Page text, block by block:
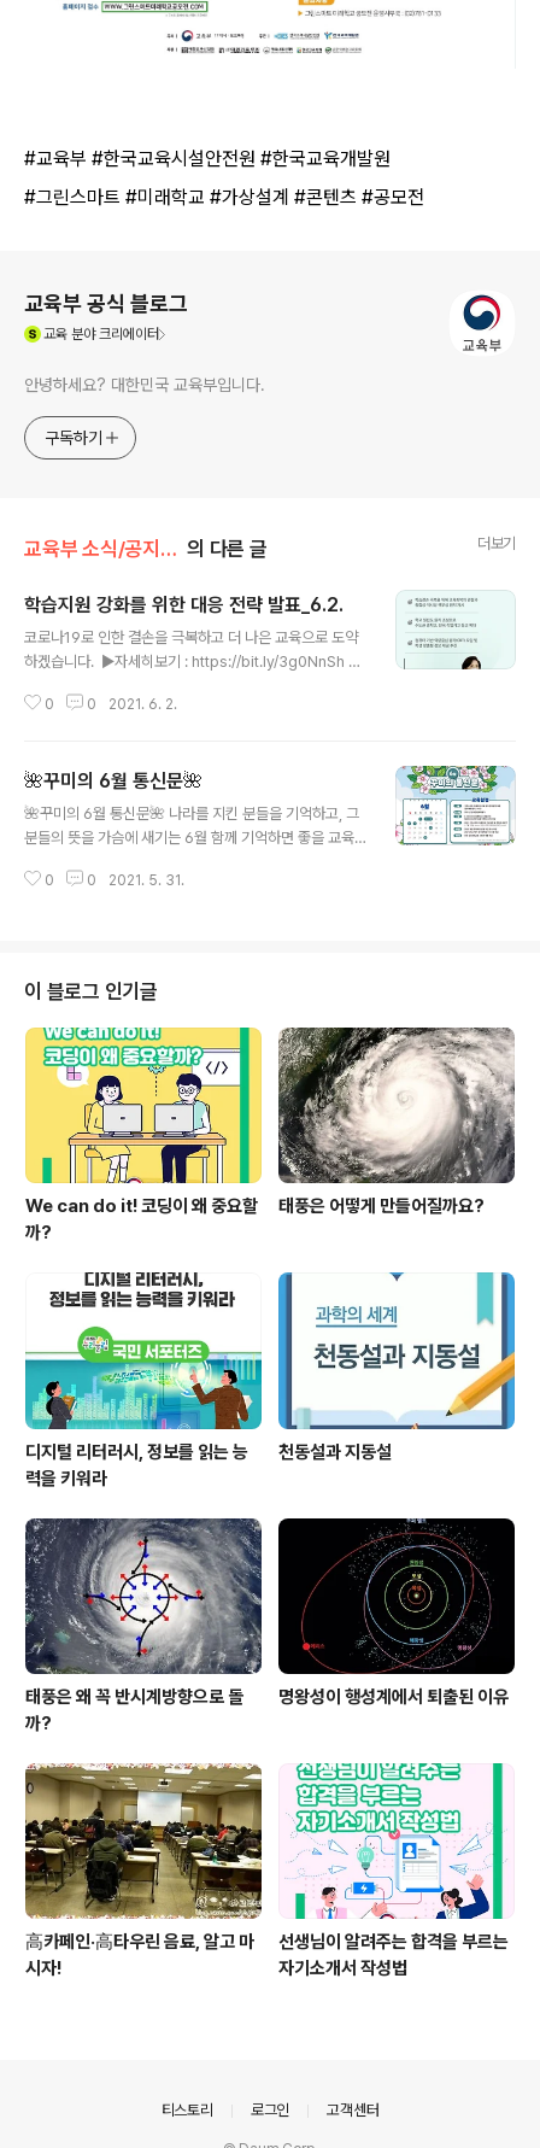
#교육부 #한국교육시설안전원 #한국교육개발원
#그린스마트 #미래학교 #가상설계 #콘텐츠 #공모전
교육부 공식 블로그
교육분야 크리에이터
안녕하세요? 대한민국 교육부입니다.
구독하기
교육부 소식/공지사항 의 다른 글 더보기
학습지원 강화를 위한 대응 전략 발표_6.2.
코로나19로 인한 결손을 극복하고 더 나은 교육으로 도약
하겠습니다. ​ ▶자세히보기 : https://bit.ly/3g0NnSh #
복 #등교 #방역 #학업성취도
0 0 2021. 6. 2.
🌺꾸미의 6월 통신문🌺
🌺꾸미의 6월 통신문🌺 나라를 지킨 분들을 기억하고, 그
분들의 뜻을 가슴에 새기는 6월 함께 기억하면 좋을 교육
#6월 #통신문
0 0 2021. 5. 31.
이 블로그 인기글
We can do it! 코딩이 왜 중요할
까?
태풍은 어떻게 만들어질까요?
디지털 리터러시, 정보를 읽는 능
력을 키워라
천동설과 지동설
태풍은 왜 꼭 반시계방향으로 돌
까?
명왕성이 행성계에서 퇴출된 이유
高카페인·高타우린 음료, 알고 마
시자!
선생님이 알려주는 합격을 부르는
자기소개서 작성법
티스토리 로그인 고객센터